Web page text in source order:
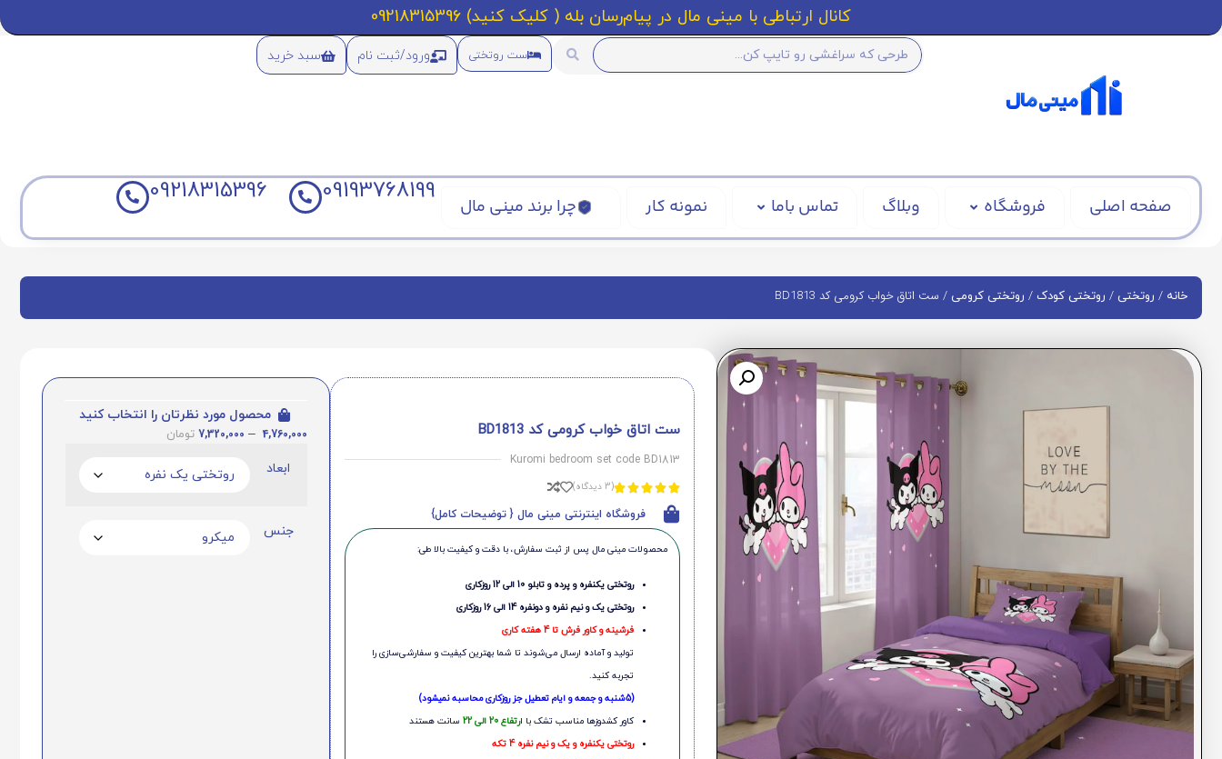
کانال ارتباطی با مینی مال در پیام‌رسان بله ( کلیک کنید) 09218315396
ست روتختی ورود/ثبت نام سبد خرید
صفحه اصلی فروشگاه وبلاگ تماس باما نمونه کار چرا برند مینی مال
09193768199
09218315396
خانه / روتختی / روتختی کودک / روتختی کرومی / ست اتاق خواب کرومی کد BD1813
ست اتاق خواب کرومی کد BD1813
Kuromi bedroom set code BD1813




(3 دیدگاه)
فروشگاه اینترنتی مینی مال { توضیحات کامل}
محصولات مینی‌ مال پس از ثبت سفارش، با دقت و کیفیت بالا طی:
روتختی یکنفره و پرده و تابلو 10 الی 12 روزکاری
روتختی یک و نیم نفره و دونفره 14 الی 16 روزکاری
فرشینه و کاور فرش تا 4 هفته کاری
تولید و آماده ارسال می‌شوند تا شما بهترین کیفیت و سفارشی‌سازی را
تجربه کنید.
(5شنبه و جمعه و ایام تعطیل جز روزکاری محاسبه نمیشود)
کاور کشدوزها مناسب تشک با ارتفاع 20 الی 22
سانت هستند
روتختی یکنفره و یک و نیم نفره 4 تکه
محصول مورد نظرتان را انتخاب کنید
4,760,000
–
7,320,000 تومان
ابعاد
جنس